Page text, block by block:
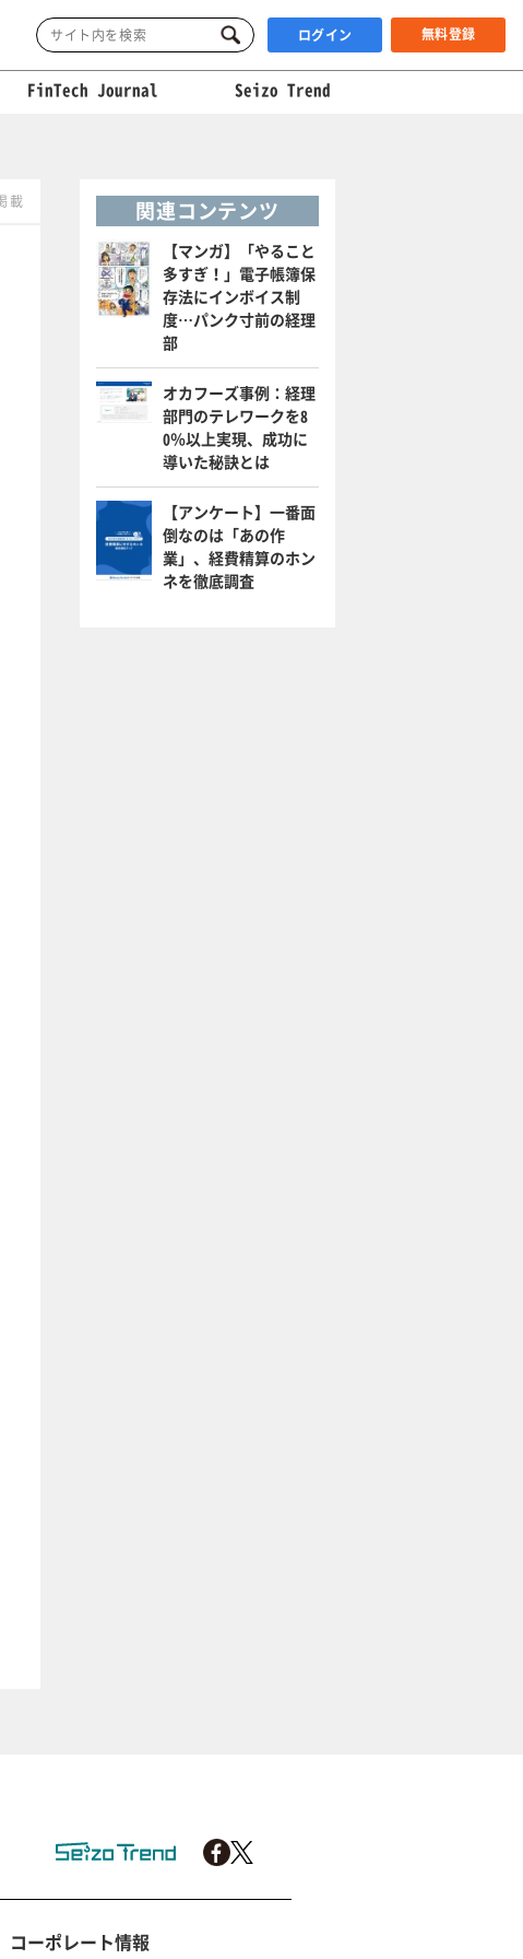
ログイン 無料登録
FinTech Journal Seizo Trend
載 関連コンテンツ
【マンガ】「やること
多すぎ！」電子帳簿保
存法にインボイス制
度…パンク寸前の経理
部
オカフーズ事例：経理
部門のテレワークを8
0％以上実現、成功に
導いた秘訣とは
【アンケート】一番面
倒なのは「あの作
業」、経費精算のホン
ネを徹底調査
コーポレート情報